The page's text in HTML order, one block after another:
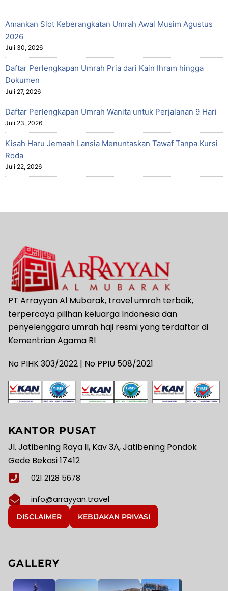
Amankan Slot Keberangkatan Umrah Awal Musim Agustus
2026
Juli 30, 2026
Daftar Perlengkapan Umrah Pria dari Kain Ihram hingga
Dokumen
Juli 27, 2026
Daftar Perlengkapan Umrah Wanita untuk Perjalanan 9 Hari
Juli 23, 2026
Kisah Haru Jemaah Lansia Menuntaskan Tawaf Tanpa Kursi
Roda
Juli 22, 2026
PT Arrayyan Al Mubarak, travel umroh terbaik,
terpercaya pilihan keluarga Indonesia dan
penyelenggara umrah haji resmi yang terdaftar di
Kementrian Agama RI
No PIHK 303/2022 | No PPIU 508/2021
KANTOR PUSAT
Jl. Jatibening Raya II, Kav 3A, Jatibening Pondok
Gede Bekasi 17412
021 2128 5678
info@arrayyan.travel
DISCLAIMER KEBIJAKAN PRIVASI
GALLERY